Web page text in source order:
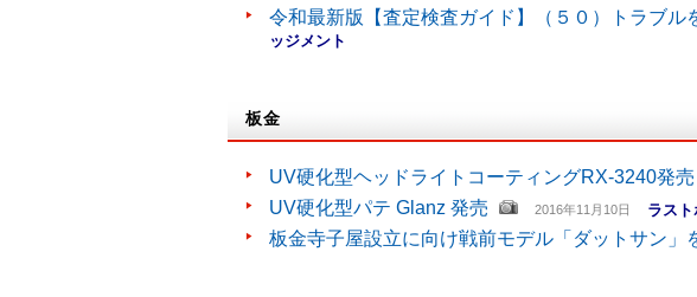
令和最新版【査定検査ガイド】（５０）トラブル
ッジメント
板金
UV硬化型ヘッドライトコーティングRX-3240発売
UV硬化型パテ Glanz 発売 2016年11月10日 ラス
板金寺子屋設立に向け戦前モデル「ダットサン」